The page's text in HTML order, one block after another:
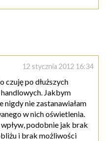
12 stycznia 2012 16:34
czuję po dłuższych
Jakbym
nigdy nie zastanawiałam
w nich oświetlenia.
podobnie jak brak
i brak możliwości